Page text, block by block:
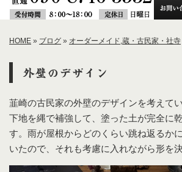
HOME » ブログ » オーダーメイド,蔵・古民家・社寺
外壁のデザイン
韮崎の古民家の外壁のデザインを考えて
下地を縄で補強して、塗った土が完全に
す。雨が屋根からどのくらい跳ね返るか
いたので、それも考慮に入れながら形を